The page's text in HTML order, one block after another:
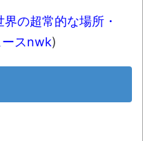
界の超常的な場所・
スnwk)